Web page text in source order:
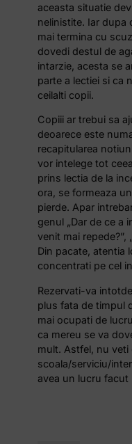
aceasta situatie
nelinistite. Iar dupa
mai termina cu
dovedi destul de
intarzie, acesta se
parte a lectiei si ca
ceilalti copii.
Copiii ar trebui sa
deoarece este
recapitularea
vor intelege tot
prins lectia de la
ora, se formeaza
pierde. Apar
genul „Dar de ce a
venit mai repede?”,
Din pacate, atentia
concentrati pe cel
Rezervati-va
plus fata de timpul
mai ocupati de
ca mereu se va
mult. Astfel, nu
scoala/serviciu/
avea un lucru facut